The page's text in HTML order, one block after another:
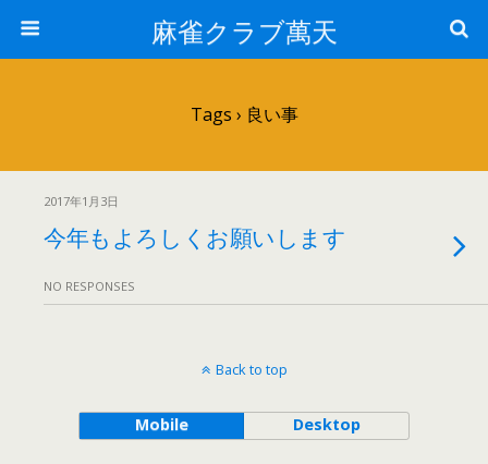
麻雀クラブ萬天
Tags › 良い事
2017年1月3日
今年もよろしくお願いします
NO RESPONSES
Back to top
Mobile Desktop